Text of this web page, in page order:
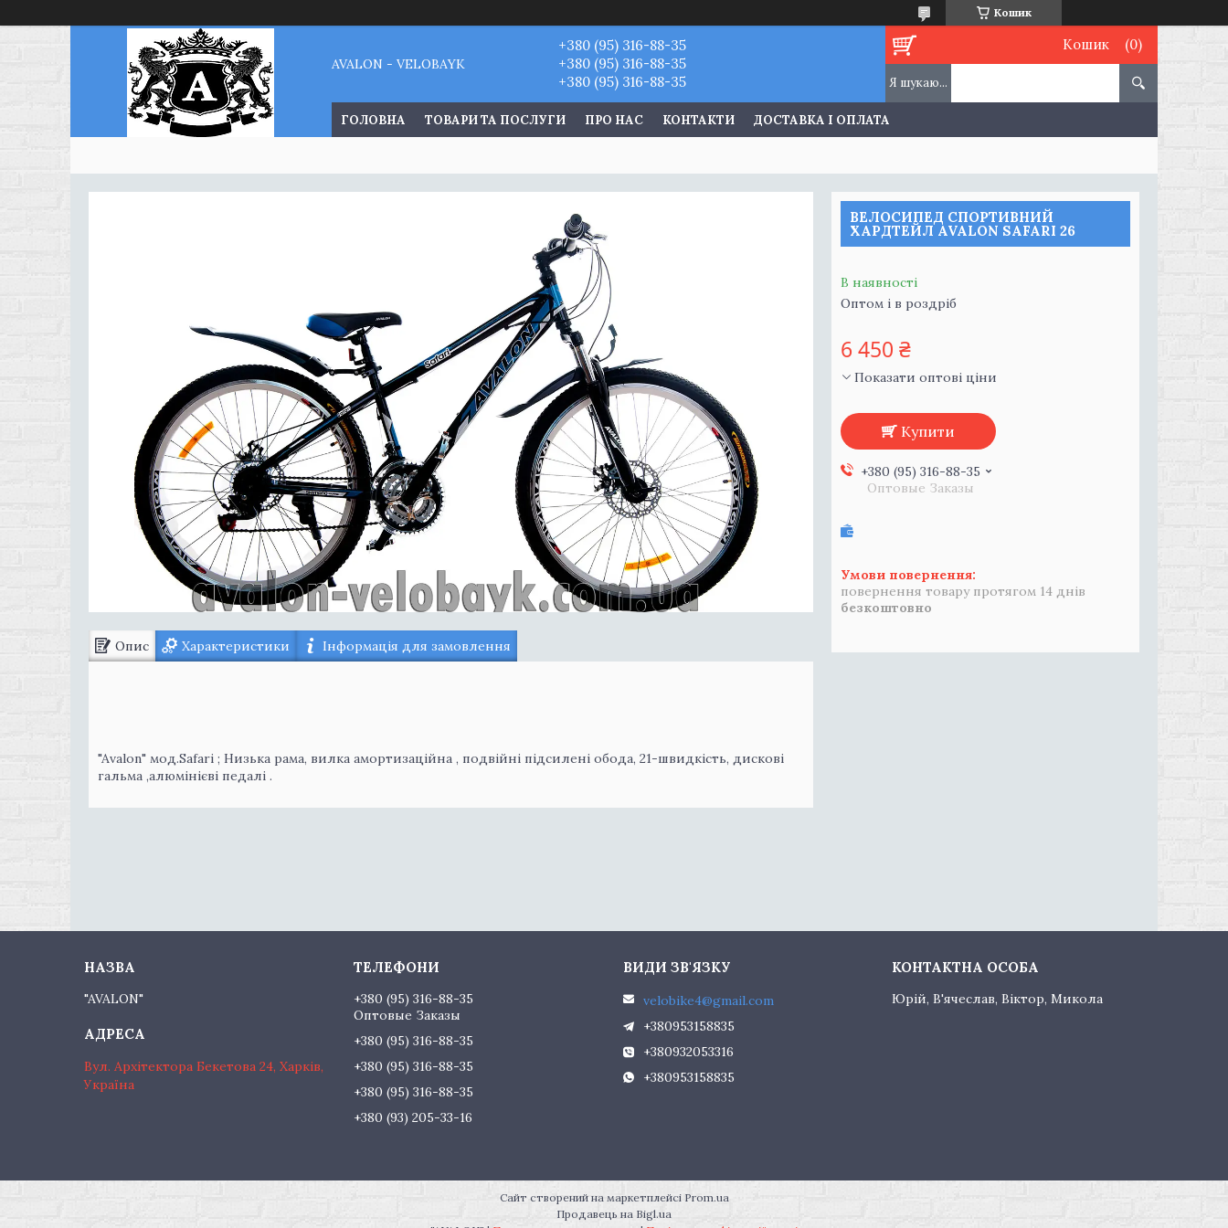
Кошик
AVALON - VELOBAYK
+380 (95) 316-88-35
+380 (95) 316-88-35
+380 (95) 316-88-35
Кошик
ГОЛОВНА ТОВАРИ ТА ПОСЛУГИ ПРО НАС КОНТАКТИ ДОСТАВКА І ОПЛАТА
Опис Характеристики Інформація для замовлення
"Avalon" мод.Safari ; Низька рама, вилка амортизаційна , подвійні підсилені обода, 21-швидкість, дискові
гальма ,алюмінієві педалі .
ВЕЛОСИПЕД СПОРТИВНИЙ
ХАРДТЕЙЛ AVALON SAFARI 26
В наявності
Оптом і в роздріб
6 450 ₴
Показати оптові ціни
Купити
+380 (95) 316-88-35
Оптовые Заказы
повернення товару протягом 14 днів
безкоштовно
"AVALON"
Вул. Архітектора Бекетова 24, Харків,
Україна
+380 (95) 316-88-35
Оптовые Заказы
+380 (95) 316-88-35
+380 (95) 316-88-35
+380 (95) 316-88-35
+380 (93) 205-33-16
velobike4@gmail.com
+380953158835
+380932053316
+380953158835
Юрій, В'ячеслав, Віктор, Микола
Сайт створений на маркетплейсі Prom.ua
Продавець на Bigl.ua